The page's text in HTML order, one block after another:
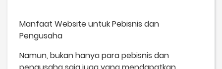
Manfaat Website untuk Pebisnis dan
Pengusaha
Namun, bukan hanya para pebisnis dan